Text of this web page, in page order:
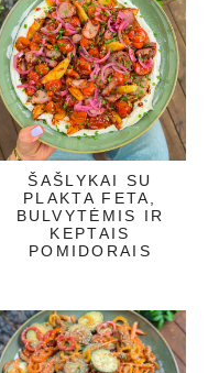
ŠAŠLYKAI SU
PLAKTA FETA,
BULVYTĖMIS IR
KEPTAIS
POMIDORAIS